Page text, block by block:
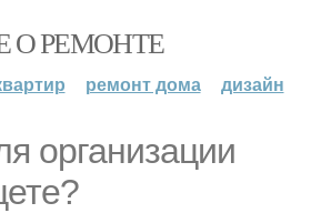
О РЕМОНТЕ
ремонт дома дизайн
организации